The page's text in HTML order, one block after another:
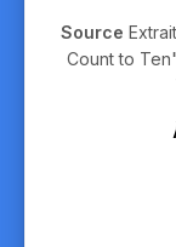
Source
Count to